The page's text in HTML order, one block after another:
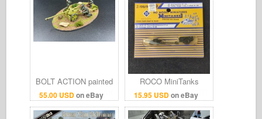
55.00 USDon eBay
BOLT ACTION painted
German Grenadier PAK-
40 Anti-tank Gun 28mm
15.95 USDon eBay
ROCO MiniTanks
WWII- U.S. Army ANTI-
TANK GUN w/ M-
100Trailer Z-198 - HO